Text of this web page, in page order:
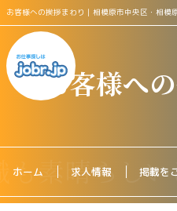
お客様への挨拶まわり｜相模原市中央区・相
お客様へ
ホーム 求人情報 掲載を